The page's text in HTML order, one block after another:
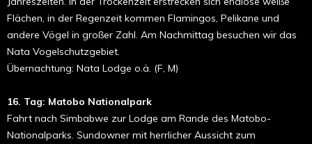
Flächen, in der Regenzeit kommen Flamingos, Pelikane und
andere Vögel in großer Zahl. Am Nachmittag besuchen wir das
Nata Vogelschutzgebiet.
Übernachtung: Nata Lodge o.ä. (F, M)
16. Tag: Matobo Nationalpark
Fahrt nach Simbabwe zur Lodge am Rande des Matobo-
Nationalparks. Sundowner mit herrlicher Aussicht zum